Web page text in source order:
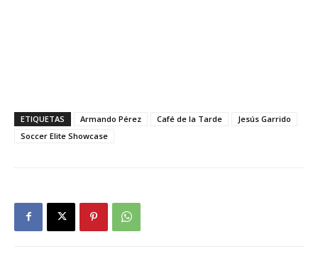
ETIQUETAS Armando Pérez Café de la Tarde
Jesús Garrido
Soccer Elite Showcase